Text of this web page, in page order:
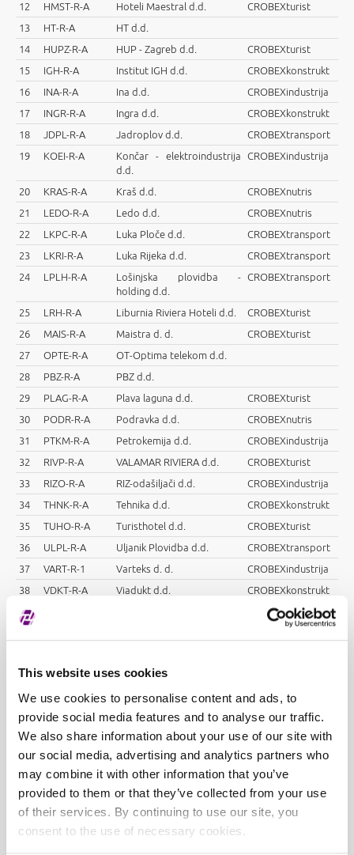
This website uses cookies
We use cookies to personalise content and ads, to
provide social media features and to analyse our traffic.
We also share information about your use of our site with
our social media, advertising and analytics partners who
may combine it with other information that you’ve
provided to them or that they’ve collected from your use
of their services. By continuing to use our site, you
consent to the use of necessary cookies.
12
HMST-R-A Hoteli Maestral d.d.
CROBEXturist
13
HT-R-A
HT d.d.
14
HUPZ-R-A HUP - Zagreb d.d.
CROBEXturist
15
IGH-R-A Institut IGH d.d.
CROBEXkonstrukt
16
INA-R-A Ina d.d.
CROBEXindustrija
17
INGR-R-A Ingra d.d.
CROBEXkonstrukt
18
JDPL-R-A Jadroplov d.d.
CROBEXtransport
19
KOEI-R-A
Končar - elektroindustrija
d.d.
CROBEXindustrija
20 KRAS-R-A Kraš d.d.
CROBEXnutris
21
LEDO-R-A Ledo d.d.
CROBEXnutris
22
LKPC-R-A Luka Ploče d.d.
CROBEXtransport
23
LKRI-R-A Luka Rijeka d.d.
CROBEXtransport
24
LPLH-R-A
Lošinjska plovidba -
holding d.d.
CROBEXtransport
25 LRH-R-A Liburnia Riviera Hoteli d.d.
CROBEXturist
26
MAIS-R-A Maistra d. d.
CROBEXturist
27
OPTE-R-A
OT-Optima telekom d.d.
28
PBZ-R-A
PBZ d.d.
29
PLAG-R-A Plava laguna d.d.
CROBEXturist
30
PODR-R-A Podravka d.d.
CROBEXnutris
31
PTKM-R-A Petrokemija d.d.
CROBEXindustrija
32
RIVP-R-A VALAMAR RIVIERA d.d.
CROBEXturist
33
RIZO-R-A RIZ-odašiljači d.d.
CROBEXindustrija
34
THNK-R-A Tehnika d.d.
CROBEXkonstrukt
35
TUHO-R-A Turisthotel d.d.
CROBEXturist
36
ULPL-R-A Uljanik Plovidba d.d.
CROBEXtransport
37
VART-R-1 Varteks d. d.
CROBEXindustrija
38
VDKT-R-A Viadukt d.d.
CROBEXkonstrukt
39
CROBEXindustrija
CROBEXindustrija
DDJH-R-A
Đuro Đaković holding d.d.
3
ERNT-R-A
Ericsson Nikola Tesla d.d.
4
INA-R-A
Ina d.d.